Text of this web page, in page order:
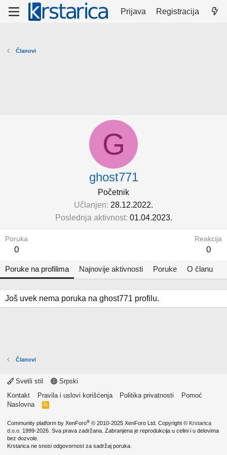
Prijava Registracija
Članovi
G
ghost771
Početnik
Učlanjen 28.12.2022.
Poslednja aktivnost 01.04.2023.
Poruka
0
Reakcija
0
Poruke na profilima Najnovije aktivnosti Poruke O članu
Još uvek nema poruka na ghost771 profilu.
Članovi
Svetli stil
Srpski
Kontakt
Pravila i uslovi korišćenja Politika privatnosti
Pomoć
Naslovna
R
Community platform by XenForo® © 2010-2025 XenForo Ltd. Copyright © Krstarica
d.o.o. 1999-2026. Sva prava zadržana. Zabranjena je reprodukcija u celini i u delovima
bez dozvole.
Krstarica ne snosi odgovornost za sadržaj poruka.